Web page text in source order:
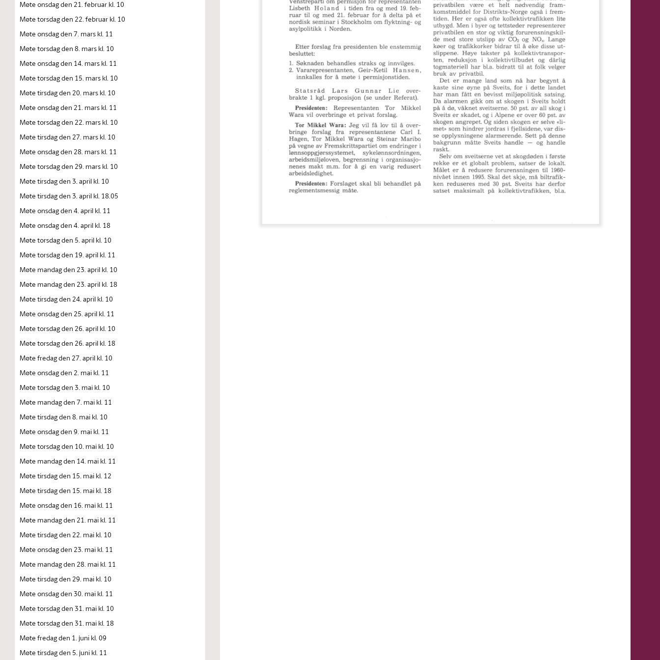
Møte onsdag den 21. februar kl. 10
Møte torsdag den 22. februar kl. 10
Møte onsdag den 7. mars kl. 11
Møte torsdag den 8. mars kl. 10
Møte onsdag den 14. mars kl. 11
Møte torsdag den 15. mars kl. 10
Møte tirsdag den 20. mars kl. 10
Møte onsdag den 21. mars kl. 11
Møte torsdag den 22. mars kl. 10
Møte tirsdag den 27. mars kl. 10
Møte onsdag den 28. mars kl. 11
Møte torsdag den 29. mars kl. 10
Møte tirsdag den 3. april kl. 10
Møte tirsdag den 3. april kl. 18.05
Møte onsdag den 4. april kl. 11
Møte onsdag den 4. april kl. 18
Møte torsdag den 5. april kl. 10
Møte torsdag den 19. april kl. 11
Møte mandag den 23. april kl. 10
Møte mandag den 23. april kl. 18
Møte tirsdag den 24. april kl. 10
Møte onsdag den 25. april kl. 11
Møte torsdag den 26. april kl. 10
Møte torsdag den 26. april kl. 18
Møte fredag den 27. april kl. 10
Møte onsdag den 2. mai kl. 11
Møte torsdag den 3. mai kl. 10
Møte mandag den 7. mai kl. 11
Møte tirsdag den 8. mai kl. 10
Møte onsdag den 9. mai kl. 11
Møte torsdag den 10. mai kl. 10
Møte mandag den 14. mai kl. 11
Møte tirsdag den 15. mai kl. 12
Møte tirsdag den 15. mai kl. 18
Møte onsdag den 16. mai kl. 11
Møte mandag den 21. mai kl. 11
Møte tirsdag den 22. mai kl. 10
Møte onsdag den 23. mai kl. 11
Møte mandag den 28. mai kl. 11
Møte tirsdag den 29. mai kl. 10
Møte onsdag den 30. mai kl. 11
Møte torsdag den 31. mai kl. 10
Møte torsdag den 31. mai kl. 18
Møte fredag den 1. juni kl. 09
Møte tirsdag den 5. juni kl. 11